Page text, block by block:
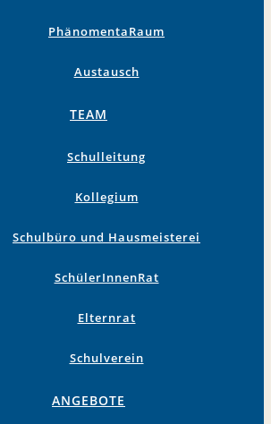
PhänomentaRaum
Austausch
TEAM
Schulleitung
Kollegium
Schulbüro und Hausmeisterei
SchülerInnenRat
Elternrat
Schulverein
ANGEBOTE